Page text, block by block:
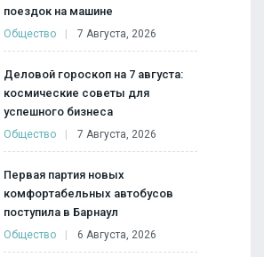
поездок на машине
Общество 7 Августа, 2026
Деловой гороскоп на 7 августа:
космические советы для
успешного бизнеса
Общество 7 Августа, 2026
Первая партия новых
комфортабельных автобусов
поступила в Барнаул
Общество 6 Августа, 2026